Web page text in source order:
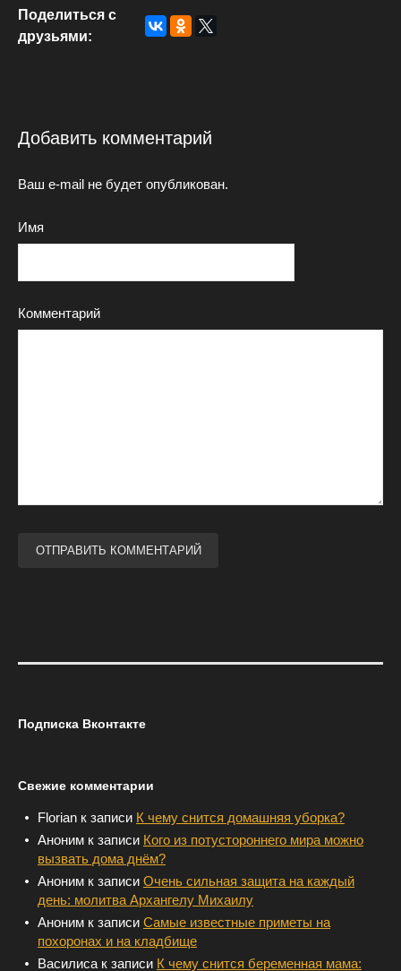
Поделиться с
друзьями:
Добавить комментарий
Ваш e-mail не будет опубликован.
Имя
Комментарий
Подписка Вконтакте
Свежие комментарии
Florian к записи К чему снится домашняя уборка?
Аноним к записи Кого из потустороннего мира можно
вызвать дома днём?
Аноним к записи Очень сильная защита на каждый
день: молитва Архангелу Михаилу
Аноним к записи Самые известные приметы на
похоронах и на кладбище
Василиса к записи К чему снится беременная мама: